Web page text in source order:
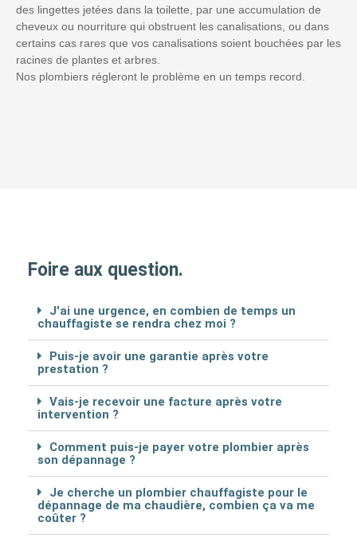
des lingettes jetées dans la toilette, par une accumulation de
cheveux ou nourriture qui obstruent les canalisations, ou dans
certains cas rares que vos canalisations soient bouchées par les
racines de plantes et arbres.
Nos plombiers régleront le problème en un temps record.
Foire aux question.
J'ai une urgence, en combien de temps un
chauffagiste se rendra chez moi ?
Puis-je avoir une garantie après votre
prestation ?
Vais-je recevoir une facture après votre
intervention ?
Comment puis-je payer votre plombier après
son dépannage ?
Je cherche un plombier chauffagiste pour le
dépannage de ma chaudière, combien ça va me
coûter ?